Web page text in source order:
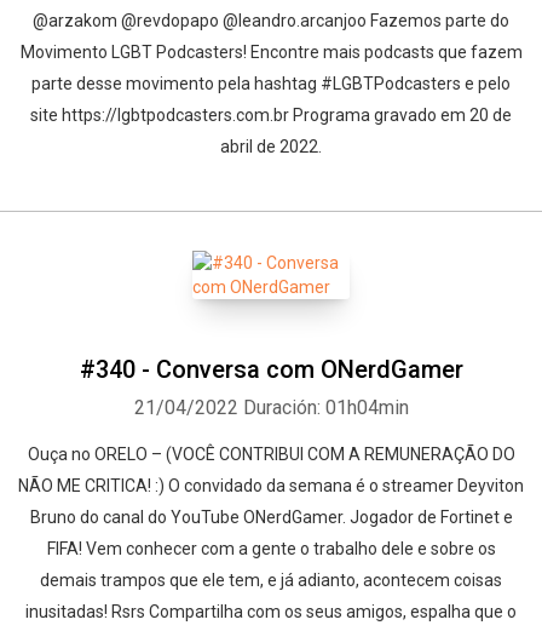
@arzakom @revdopapo @leandro.arcanjoo Fazemos parte do
Movimento LGBT Podcasters! Encontre mais podcasts que fazem
parte desse movimento pela hashtag #LGBTPodcasters e pelo
site https://lgbtpodcasters.com.br Programa gravado em 20 de
abril de 2022.
#340 - Conversa com ONerdGamer
21/04/2022 Duración: 01h04min
Ouça no ORELO – (VOCÊ CONTRIBUI COM A REMUNERAÇÃO DO
NÃO ME CRITICA! :) O convidado da semana é o streamer Deyviton
Bruno do canal do YouTube ONerdGamer. Jogador de Fortinet e
FIFA! Vem conhecer com a gente o trabalho dele e sobre os
demais trampos que ele tem, e já adianto, acontecem coisas
inusitadas! Rsrs Compartilha com os seus amigos, espalha que o